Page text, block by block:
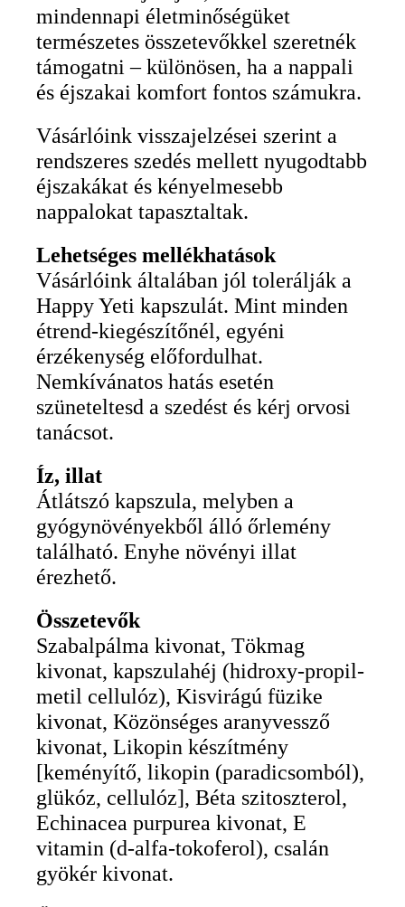
mindennapi életminőségüket
természetes összetevőkkel szeretnék
támogatni – különösen, ha a nappali
és éjszakai komfort fontos számukra.
Vásárlóink visszajelzései szerint a
rendszeres szedés mellett nyugodtabb
éjszakákat és kényelmesebb
nappalokat tapasztaltak.
Lehetséges mellékhatások
Vásárlóink általában jól tolerálják a
Happy Yeti kapszulát. Mint minden
étrend-kiegészítőnél, egyéni
érzékenység előfordulhat.
Nemkívánatos hatás esetén
szüneteltesd a szedést és kérj orvosi
tanácsot.
Íz, illat
Átlátszó kapszula, melyben a
gyógynövényekből álló őrlemény
található. Enyhe növényi illat
érezhető.
Összetevők
Szabalpálma kivonat, Tökmag
kivonat, kapszulahéj (hidroxy-propil-
metil cellulóz), Kisvirágú füzike
kivonat, Közönséges aranyvessző
kivonat, Likopin készítmény
[keményítő, likopin (paradicsomból),
glükóz, cellulóz], Béta szitoszterol,
Echinacea purpurea kivonat, E
vitamin (d-alfa-tokoferol), csalán
gyökér kivonat.